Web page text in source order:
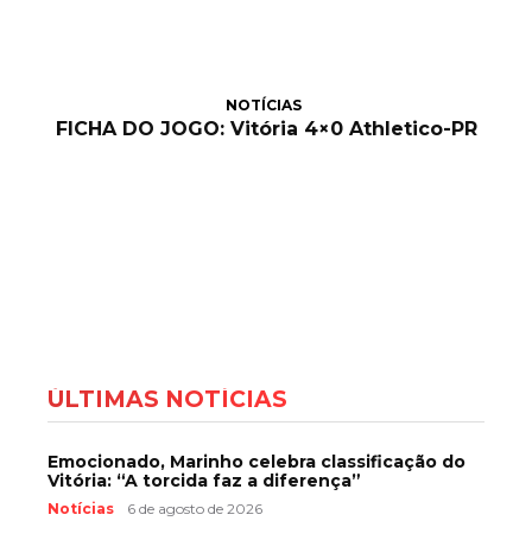
NOTÍCIAS
FICHA DO JOGO: Vitória 4×0 Athletico-PR
ÚLTIMAS NOTÍCIAS
Emocionado, Marinho celebra classificação do
Vitória: “A torcida faz a diferença”
Notícias 6 de agosto de 2026